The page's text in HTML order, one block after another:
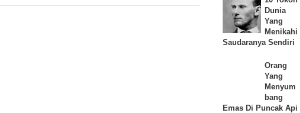
Dunia
Yang
Menikahi
Saudaranya Sendiri
Orang
Yang
Menyum
bang
Emas Di Puncak Api